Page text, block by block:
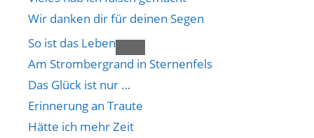
Wir danken dir für deinen Segen
So ist das Leben
Am Strombergrand in Sternenfels
Das Glück ist nur …
Erinnerung an Traute
Hätte ich mehr Zeit